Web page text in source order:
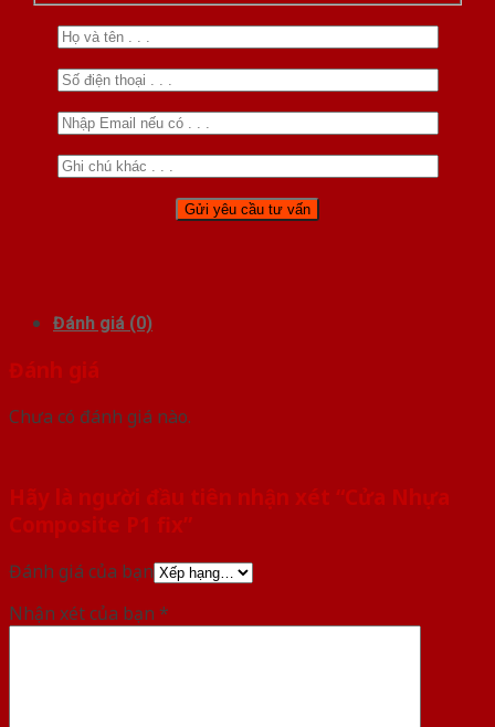
Đánh giá (0)
Đánh giá
Chưa có đánh giá nào.
Hãy là người đầu tiên nhận xét “Cửa Nhựa
Composite P1 fix”
Đánh giá của bạn
Nhận xét của bạn *